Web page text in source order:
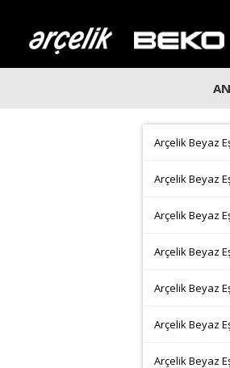
Arçelik Beyaz
Arçelik Beyaz
Arçelik Beyaz
Arçelik Beyaz
Arçelik Beyaz
Arçelik Beyaz
Arçelik Beyaz